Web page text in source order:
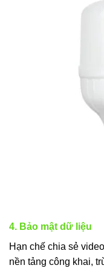
4. Bảo mật dữ liệu
Hạn chế chia sẻ
nền tảng công khai,